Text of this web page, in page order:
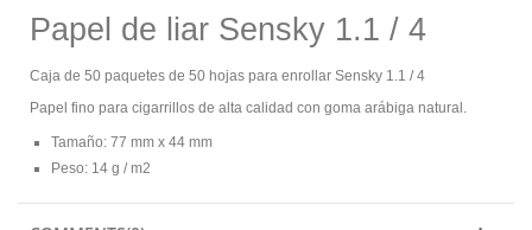
Papel de liar Sensky 1.1 / 4
Caja de 50 paquetes de 50 hojas para enrollar Sensky 1.1 / 4
Papel fino para cigarrillos de alta calidad con goma arábiga natural.
Tamaño: 77 mm x 44 mm
Peso: 14 g / m2